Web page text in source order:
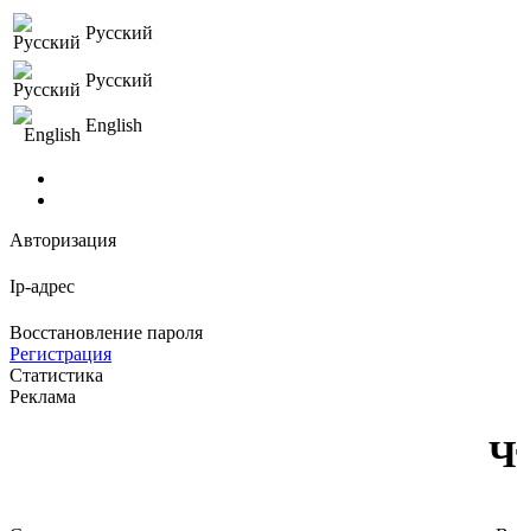
Русский
Русский
English
Авторизация
Ip-адрес
Восстановление пароля
Регистрация
Статистика
Реклама